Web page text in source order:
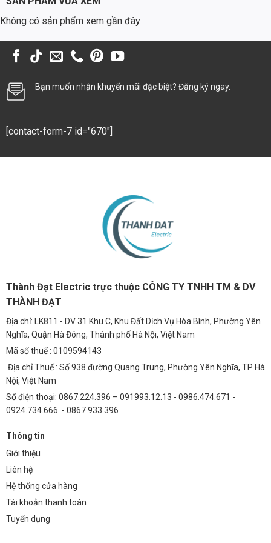
Cung cấp ánh sáng an toàn và đáng tin cậy cho người dân di chuyển
vào ban đêm, cải thiện điều kiện sống và thúc đẩy phát triển kinh tế.
Đường Đô Thị và Khu Dân Cư
Bãi Đỗ Xe và Khu Công Nghiệp
Đảm bảo an ninh và an toàn cho tài sản và con người, cải thiện hiệu
Công Viên và Khu Vui Chơi Giải Trí
Tạo ra không gian chiếu sáng đẹp mắt, lãng mạn và an toàn, thu hút
du khách và nâng cao giá trị thẩm mỹ.
Đánh Giá Từ Khách Hàng và Dự Án Thực Tế
tích cực từ khách hàng. Họ đánh giá cao chất lượng ánh sáng, hiệu
quả tiết kiệm năng lượng và độ bền của sản phẩm.
dự án chiếu sáng công nghiệp Philips
FAQ – Giải Đáp Thắc Mắc
1. Tuổi thọ của chip LED đèn đường phố OEM Philips
M10 là bao lâu?
Chip LED Philips M10 có tuổi thọ trung bình từ 50.000 đến 100.000
giờ, tương đương với khoảng 10-20 năm sử dụng liên tục.
2. Chip LED này có phù hợp với các dự án chiếu sáng
lớn không?
Hoàn toàn phù hợp. Chip LED Philips M10 được thiết kế để đáp ứng
nhu cầu chiếu sáng cho các dự án lớn, với hiệu suất cao, độ bền cao
và khả năng hoạt động ổn định.
3. Lợi ích của việc sử dụng chip LED so với đèn
Không có sản phẩm xem gần đây
Bạn muốn nhận khuyến mãi đặc biệt? Đăng ký ngay.
[contact-form-7 id="670"]
Thành Đạt Electric trực thuộc CÔNG TY TNHH TM & DV
THÀNH ĐẠT
Địa chỉ: LK811 - DV 31 Khu C, Khu Đất Dịch Vụ Hòa Bình, Phường Yên
Nghĩa, Quận Hà Đông, Thành phố Hà Nội, Việt Nam
Mã số thuế : 0109594143
Địa chỉ Thuế : Số 938 đường Quang Trung, Phường Yên Nghĩa, TP Hà
Nội, Việt Nam
Số điện thoại: 0867.224.396 – 091993.12.13 - 0986.474.671 -
0924.734.666 - 0867.933.396
Thông tin
Giới thiệu
Liên hệ
Hệ thống cửa hàng
Tài khoản thanh toán
Tuyển dụng